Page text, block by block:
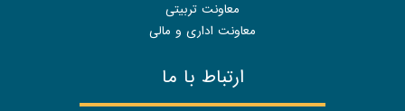
معاونت تربیتی
معاونت اداری و مالی
ارتباط با ما